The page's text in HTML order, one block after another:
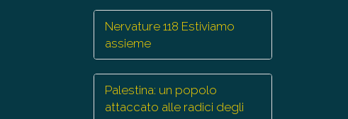
Nervature 118 Estiviamo
assieme
Palestina: un popolo
attaccato alle radici degli